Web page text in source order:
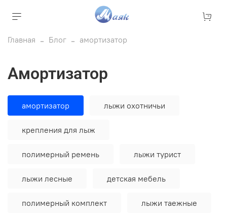
Главная Блог амортизатор
амортизатор
амортизатор лыжи охотничьи
крепления для лыж
полимерный ремень лыжи турист
лыжи лесные детская мебель
полимерный комплект лыжи таежные